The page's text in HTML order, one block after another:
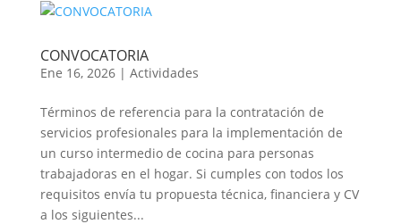
CONVOCATORIA
Ene 16, 2026| Actividades
Términos de referencia para la contratación de
servicios profesionales para la implementación de
un curso intermedio de cocina para personas
trabajadoras en el hogar. Si cumples con todos los
requisitos envía tu propuesta técnica, financiera y CV
a los siguientes...